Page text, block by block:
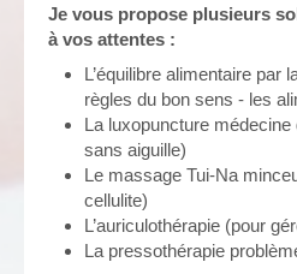
Je vous propose plusieurs
à vos attentes :
L’équilibre alimentaire par
règles du bon sens - les
La luxopuncture
sans aiguille)
Le massage Tui-Na
cellulite)
L’auriculothérapie (pour
La pressothérapie